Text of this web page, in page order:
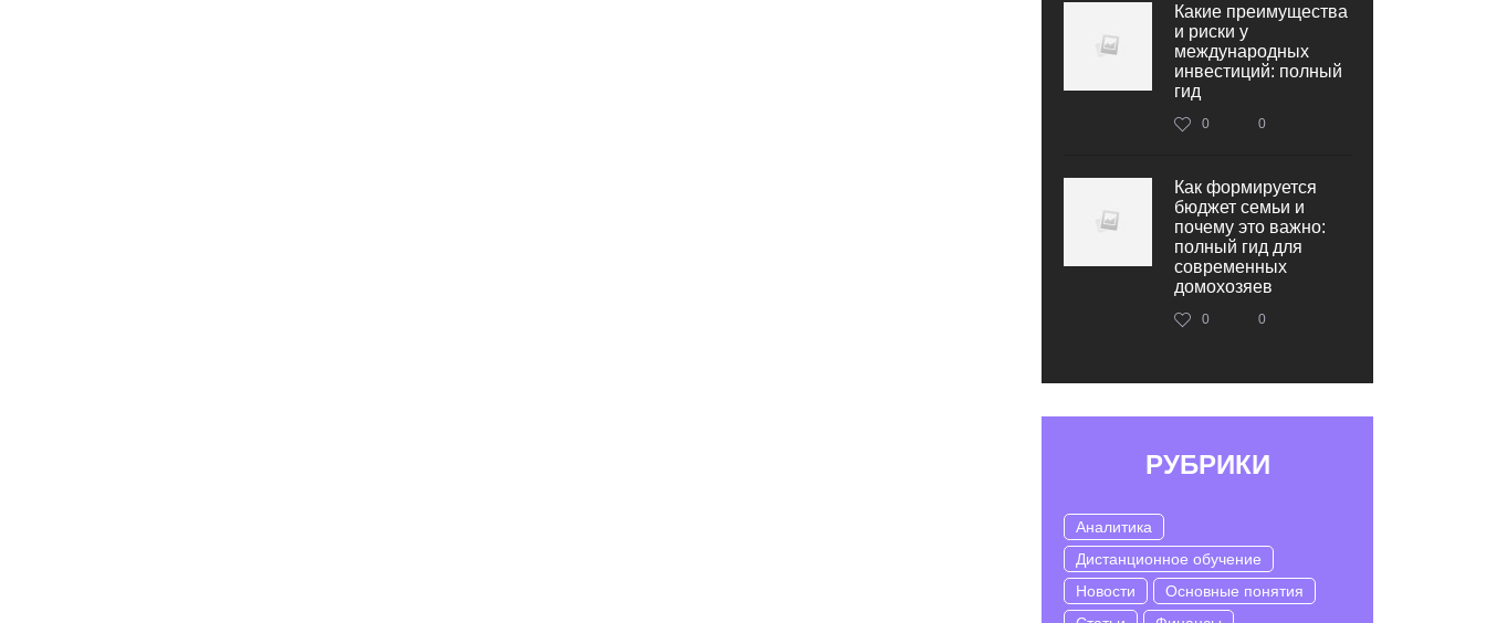
Какие преимущества
и риски у
международных
инвестиций: полный
гид
0 0
Как формируется
бюджет семьи и
почему это важно:
полный гид для
современных
домохозяев
0 0
РУБРИКИ
Аналитика
Дистанционное обучение
Новости
Основные понятия